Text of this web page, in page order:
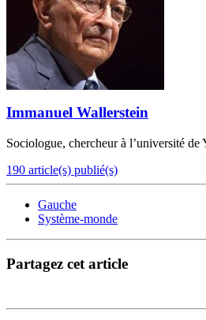
Immanuel Wallerstein
Sociologue, chercheur à l’université de
190 article(s) publié(s)
Gauche
Système-monde
Partagez cet article